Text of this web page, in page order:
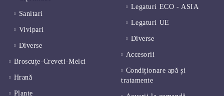
Sanitari
Vivipari
Diverse
Broscuțe-Creveti-Melci
Hrană
Plante
Legaturi ECO - ASIA
Legaturi UE
Diverse
Accesorii
Condiționare apă și
tratamente